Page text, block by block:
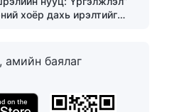
хоёр дахь ирэлтийг
сүмийн кино
хэлээр)
амийн баялаг